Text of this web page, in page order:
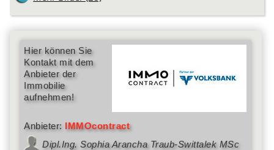
Hier können Sie
Kontakt mit dem
Anbieter der
Immobilie
aufnehmen!
Anbieter: IMMOcontract
Dipl.Ing. Sophia Arancha Traub-Swittalek MSc